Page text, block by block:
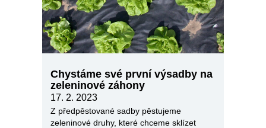
Chystáme své první výsadby na
zeleninové záhony
17. 2. 2023
Z předpěstované sadby pěstujeme
zeleninové druhy, které chceme sklízet